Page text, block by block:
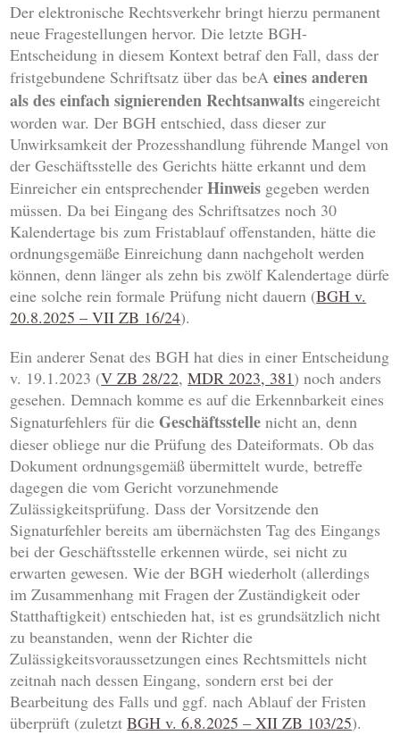
Der elektronische Rechtsverkehr bringt hierzu permanent
neue Fragestellungen hervor. Die letzte BGH-
Entscheidung in diesem Kontext betraf den Fall, dass der
fristgebundene Schriftsatz über das beAeines anderen
als des einfach signierenden Rechtsanwalts eingereicht
worden war. Der BGH entschied, dass dieser zur
Unwirksamkeit der Prozesshandlung führende Mangel von
der Geschäftsstelle des Gerichts hätte erkannt und dem
Einreicher ein entsprechenderHinweis gegeben werden
müssen. Da bei Eingang des Schriftsatzes noch 30
Kalendertage bis zum Fristablauf offenstanden, hätte die
ordnungsgemäße Einreichung dann nachgeholt werden
können, denn länger als zehn bis zwölf Kalendertage dürfe
eine solche rein formale Prüfung nicht dauern (BGH v.
20.8.2025 – VII ZB 16/24).
Ein anderer Senat des BGH hat dies in einer Entscheidung
v. 19.1.2023 (V ZB 28/22,MDR 2023, 381) noch anders
gesehen. Demnach komme es auf die Erkennbarkeit eines
Signaturfehlers für dieGeschäftsstelle nicht an, denn
dieser obliege nur die Prüfung des Dateiformats. Ob das
Dokument ordnungsgemäß übermittelt wurde, betreffe
dagegen die vom Gericht vorzunehmende
Zulässigkeitsprüfung. Dass der Vorsitzende den
Signaturfehler bereits am übernächsten Tag des Eingangs
bei der Geschäftsstelle erkennen würde, sei nicht zu
erwarten gewesen. Wie der BGH wiederholt (allerdings
im Zusammenhang mit Fragen der Zuständigkeit oder
Statthaftigkeit) entschieden hat, ist es grundsätzlich nicht
zu beanstanden, wenn der Richter die
Zulässigkeitsvoraussetzungen eines Rechtsmittels nicht
zeitnah nach dessen Eingang, sondern erst bei der
Bearbeitung des Falls und ggf. nach Ablauf der Fristen
überprüft (zuletztBGH v. 6.8.2025 – XII ZB 103/25).